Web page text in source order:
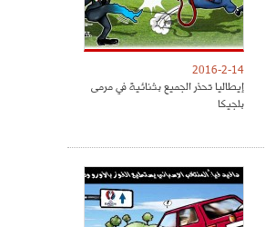
2016-2-14
إيطاليا تحذر الجميع بثنائية في مرمى
بلجيكا